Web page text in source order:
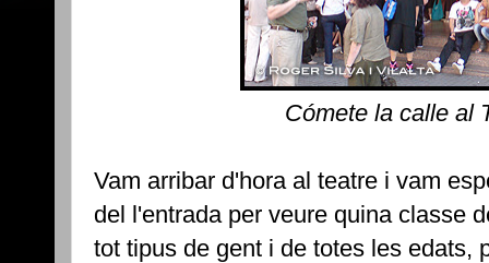
Cómete la calle al
Vam arribar d'hora al teatre i vam
del l'entrada per veure quina classe
tot tipus de gent i de totes les edats,